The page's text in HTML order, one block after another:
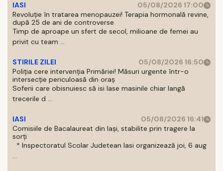
IASI
05/08/2026 17:00
Revoluție în tratarea menopauzei! Terapia hormonală revine,
după 25 de ani de controverse
Timp de aproape un sfert de secol, milioane de femei au
privit cu team ...
STIRILE ZILEI
05/08/2026 16:50
Poliția cere intervenția Primăriei! Măsuri urgente într-o
intersecție periculoasă din oraș
Soferii care obisnuiesc să isi lase masinile chiar langă
trecerile d ...
IASI
05/08/2026 16:41
Comisiile de Bacalaureat din Iași, stabilite prin tragere la
sorți
* Inspectoratul Scolar Judetean Iasi organizează joi, 6 aug
...